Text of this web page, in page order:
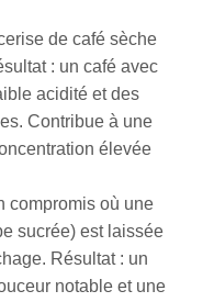
de café sèche
: un café avec
acidité et des
Contribue à une
élevée
compromis où une
sucrée) est laissée
Résultat : un
notable et une